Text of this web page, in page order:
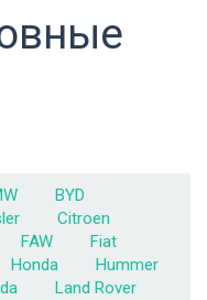
BYD
Citroen
FAW
Fiat
Honda
Hummer
Land Rover